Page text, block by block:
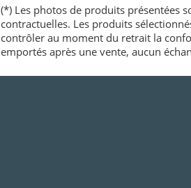
(*) Les photos de produits présentées
contractuelles. Les produits
contrôler au moment du retrait la
emportés après une vente, aucun